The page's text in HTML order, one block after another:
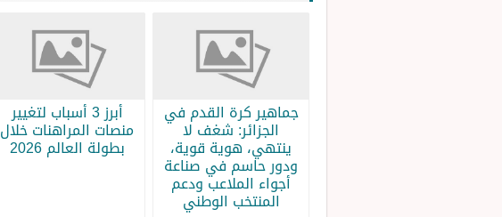
جماهير كرة القدم في
الجزائر: شغف لا
ينتهي، هوية قوية،
ودور حاسم في صناعة
أجواء الملاعب ودعم
المنتخب الوطني
أبرز 3 أسباب لتغيير
منصات المراهنات خلال
بطولة العالم 2026